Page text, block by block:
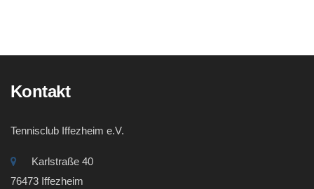
Kontakt
Tennisclub Iffezheim e.V.
Karlstraße 40
76473 Iffezheim